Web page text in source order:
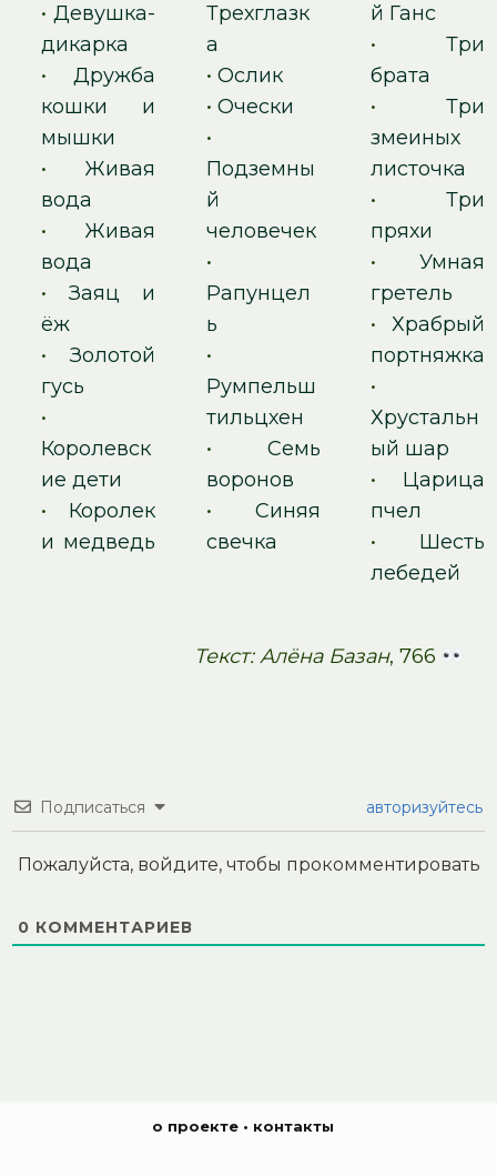
• Девушка-
дикарка
• Дружба
кошки и
мышки
• Живая
вода
• Живая
вода
• Заяц и
ёж
• Золотой
гусь
•
Королевск
ие дети
• Королек
и медведь
Трехглазк
а
• Ослик
• Очески
•
Подземны
й
человечек
•
Рапунцел
ь
•
Румпельш
тильцхен
• Семь
воронов
• Синяя
свечка
й Ганс
•Три
брата
•Три
змеиных
листочка
•Три
пряхи
•Умная
гретель
•Храбрый
портняжка
•
Хрустальн
ый шар
• Царица
пчел
• Шесть
лебедей
Текст: Алёна Базан, 766
Подписаться авторизуйтесь
Пожалуйста, войдите, чтобы прокомментировать
0 КОММЕНТАРИЕВ
о проекте • контакты